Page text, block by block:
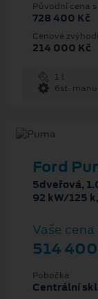
Původní cena s
728 400 Kč
Cenové
214 000 Kč
1 l
6st.
Ford
5dveřová,
92 kW/125
Vaše cena
514
Pobočka
Centrální